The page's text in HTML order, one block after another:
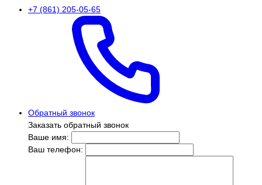
+7 (861) 205-05-65
Обратный звонок
Заказать обратный звонок
Ваше имя:
Ваш телефон: